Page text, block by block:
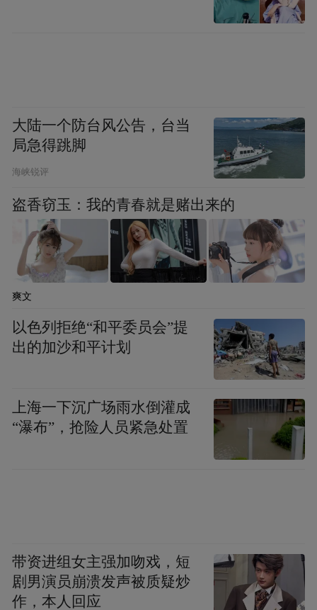
大陆一个防台风公告，台当
局急得跳脚
海峡锐评
盗香窃玉：我的青春就是赌出来的
爽文
以色列拒绝“和平委员会”提
出的加沙和平计划
上海一下沉广场雨水倒灌成
“瀑布”，抢险人员紧急处置
带资进组女主强加吻戏，短
剧男演员崩溃发声被质疑炒
作，本人回应